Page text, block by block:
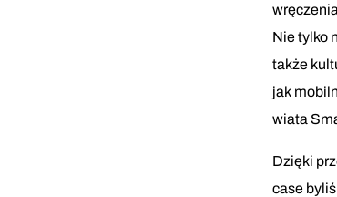
Nie tylko
także
jak
wiata
Dzięki
case